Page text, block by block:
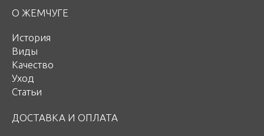
О ЖЕМЧУГЕ
История
Виды
Качество
Уход
Статьи
ДОСТАВКА И ОПЛАТА